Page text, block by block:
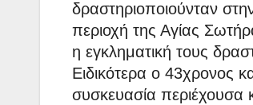
δραστηριοποιούνταν
περιοχή της Αγίας
η εγκληματική τους
Ειδικότερα ο 43χρονος
συσκευασία περιέχουσα